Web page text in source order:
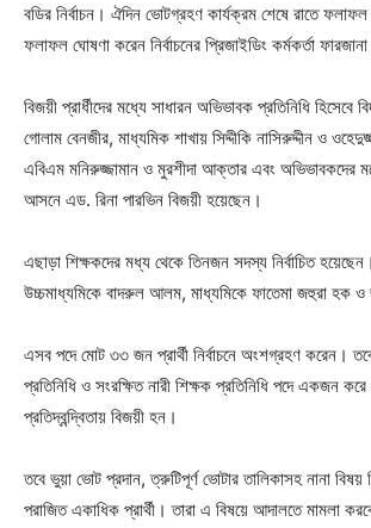
বডির নির্বাচন। ঐদিন ভোটগ্রহণ কার্যক্রম শেষে রাতে
ফলাফল ঘোষণা করেন নির্বাচনের প্রিজাইডিং কর্মকর্তা
বিজয়ী প্রার্ধীদের মধ্যে সাধারন অভিভাবক প্রতিনিধি হিসেবে
গোলাম বেনজীর, মাধ্যমিক শাখায় সিদ্দীকি নাসিরুদ্দীন ও
এবিএম মনিরুজ্জামান ও মুরশীদা আক্তার এবং অভিভাবকদের
আসনে এড. রিনা পারভিন বিজয়ী হয়েছেন।
এছাড়া শিক্ষকদের মধ্য থেকে তিনজন সদস্য নির্বাচিত
উচ্চমাধ্যমিকে বাদরুল আলম, মাধ্যমিকে ফাতেমা জহুরা হক
এসব পদে মোট ৩৩ জন প্রার্থী নির্বাচনে অংশগ্রহণ করেন।
প্রতিনিধি ও সংরক্ষিত নারী শিক্ষক প্রতিনিধি পদে একজন করে
প্রতিদ্বন্দ্বিতায় বিজয়ী হন।
তবে ভুয়া ভোট প্রদান, ত্রুটিপূর্ণ ভোটার তালিকাসহ নানা
পরাজিত একাধিক প্রার্থী। তারা এ বিষয়ে আদালতে মামলা